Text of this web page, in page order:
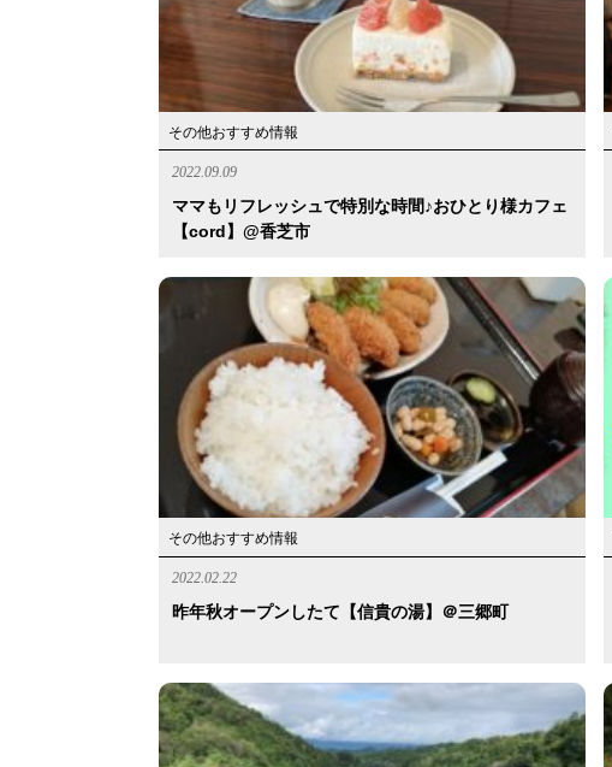
その他おすすめ情報
2022.09.09
ママもリフレッシュで特別な時間♪おひとり様カフェ
【cord】@香芝市
その他おすすめ情報
2022.02.22
昨年秋オープンしたて【信貴の湯】＠三郷町